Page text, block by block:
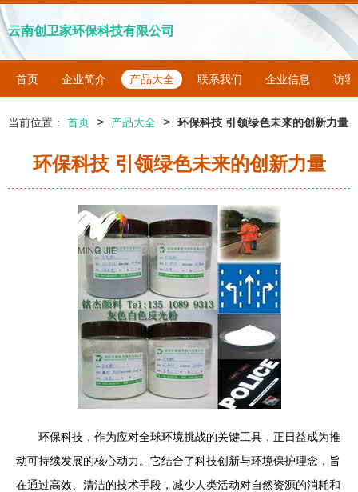
云南创卫家环保科技有限公司
首页 企业简介 产品大全 联系我们 企业信息 访客
当前位置： 首页 > 产品大全 > 环保科技 引领绿色未来的创新力量
环保科技 引领绿色未来的创新力量
环保科技，作为应对全球环境挑战的关键工具，正日益成为推
动可持续发展的核心动力。它结合了科技创新与环境保护理念，旨
在通过高效、清洁的技术手段，减少人类活动对自然资源的消耗和